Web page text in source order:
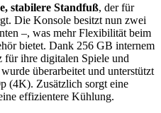
stabilere Standfuß, der für
Die Konsole besitzt nun zwei
–, was mehr Flexibilität beim
bietet. Dank 256 GB internem
für ihre digitalen Spiele und
überarbeitet und unterstützt
(4K). Zusätzlich sorgt eine
effizientere Kühlung.